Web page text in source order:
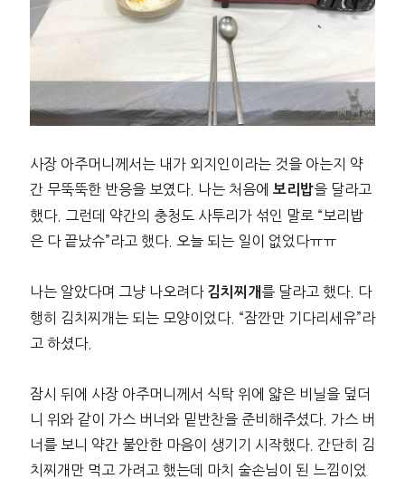
사장 아주머니께서는 내가 외지인이라는 것을 아는지 약
간 무뚝뚝한 반응을 보였다. 나는 처음에 보리밥을 달라고
했다. 그런데 약간의 충청도 사투리가 섞인 말로 “보리밥
은 다 끝났슈”라고 했다. 오늘 되는 일이 없었다ㅠㅠ
나는 알았다며 그냥 나오려다 김치찌개 를 달라고 했다. 다
행히 김치찌개는 되는 모양이었다. “잠깐만 기다리세유”라
고 하셨다.
잠시 뒤에 사장 아주머니께서 식탁 위에 얇은 비닐을 덮더
니 위와 같이 가스 버너와 밑반찬을 준비해주셨다. 가스 버
너를 보니 약간 불안한 마음이 생기기 시작했다. 간단히 김
치찌개만 먹고 가려고 했는데 마치 술손님이 된 느낌이었